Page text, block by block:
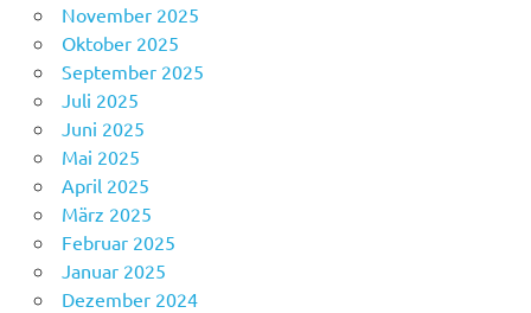
November 2025
Oktober 2025
September 2025
Juli 2025
Juni 2025
Mai 2025
April 2025
März 2025
Februar 2025
Januar 2025
Dezember 2024